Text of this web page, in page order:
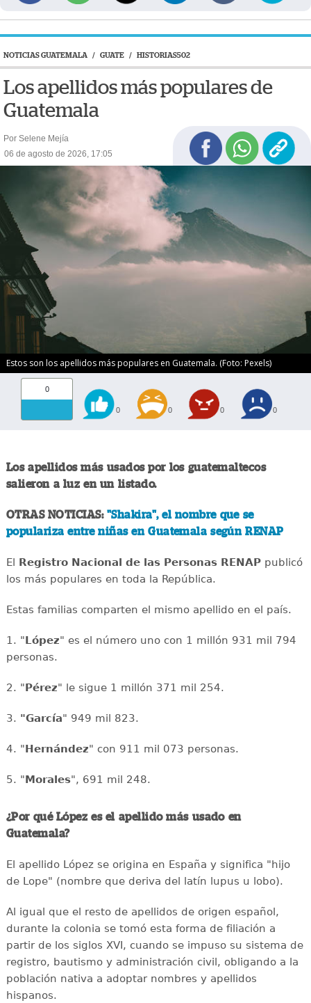
NOTICIAS GUATEMALA / GUATE / HISTORIAS502
Los apellidos más populares de
Guatemala
Por Selene Mejía
06 de agosto de 2026, 17:05
Estos son los apellidos más populares en Guatemala. (Foto: Pexels)
0
0 0 0 0
Los apellidos más usados por los guatemaltecos
salieron a luz en un listado.
OTRAS NOTICIAS: "Shakira", el nombre que se
populariza entre niñas en Guatemala según RENAP
El Registro Nacional de las Personas RENAPpublicó
los más populares en toda la República.
Estas familias comparten el mismo apellido en el país.
1. " López" es el número uno con 1 millón 931 mil 794
personas.
2. " Pérez" le sigue 1 millón 371 mil 254.
3. "García" 949 mil 823.
4. " Hernández" con 911 mil 073 personas.
5. " Morales", 691 mil 248.
¿Por qué López es el apellido más usado en
Guatemala?
El apellido López se origina en España y significa "hijo
de Lope" (nombre que deriva del latín lupus u lobo).
Al igual que el resto de apellidos de origen español,
durante la colonia se tomó esta forma de filiación a
partir de los siglos XVI, cuando se impuso su sistema de
registro, bautismo y administración civil, obligando a la
población nativa a adoptar nombres y apellidos
hispanos.